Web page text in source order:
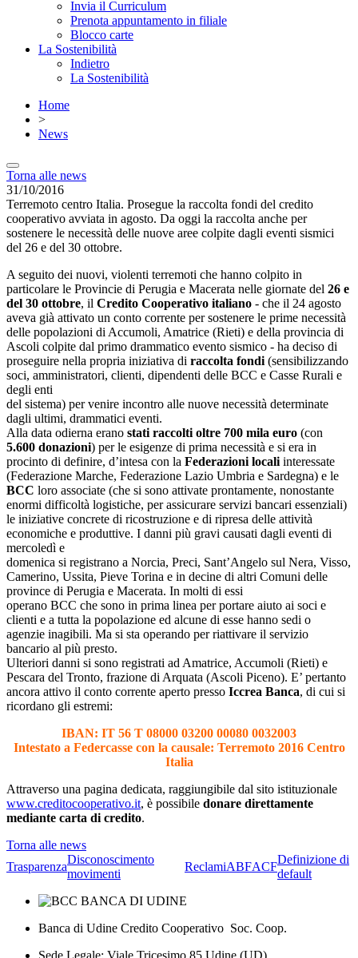
Invia il Curriculum
Prenota appuntamento in filiale
Blocco carte
La Sostenibilità
Indietro
La Sostenibilità
Home
>
News
Torna alle news
31/10/2016
Terremoto centro Italia. Prosegue la raccolta fondi del credito
cooperativo avviata in agosto. Da oggi la raccolta anche per
sostenere le necessità delle nuove aree colpite dagli eventi sismici
del 26 e del 30 ottobre.
A seguito dei nuovi, violenti terremoti che hanno colpito in
particolare le Provincie di Perugia e Macerata nelle giornate del 26 e
del 30 ottobre, il Credito Cooperativo italiano - che il 24 agosto
aveva già attivato un conto corrente per sostenere le prime necessità
delle popolazioni di Accumoli, Amatrice (Rieti) e della provincia di
Ascoli colpite dal primo drammatico evento sismico - ha deciso di
proseguire nella propria iniziativa di raccolta fondi (sensibilizzando
soci, amministratori, clienti, dipendenti delle BCC e Casse Rurali e
degli enti
del sistema) per venire incontro alle nuove necessità determinate
dagli ultimi, drammatici eventi.
Alla data odierna erano stati raccolti oltre 700 mila euro (con
5.600 donazioni) per le esigenze di prima necessità e si era in
procinto di definire, d’intesa con la Federazioni locali interessate
(Federazione Marche, Federazione Lazio Umbria e Sardegna) e le
BCC loro associate (che si sono attivate prontamente, nonostante
enormi difficoltà logistiche, per assicurare servizi bancari essenziali)
le iniziative concrete di ricostruzione e di ripresa delle attività
economiche e produttive. I danni più gravi causati dagli eventi di
mercoledì e
domenica si registrano a Norcia, Preci, Sant’Angelo sul Nera, Visso,
Camerino, Ussita, Pieve Torina e in decine di altri Comuni delle
province di Perugia e Macerata. In molti di essi
operano BCC che sono in prima linea per portare aiuto ai soci e
clienti e a tutta la popolazione ed alcune di esse hanno sedi o
agenzie inagibili. Ma si sta operando per riattivare il servizio
bancario al più presto.
Ulteriori danni si sono registrati ad Amatrice, Accumoli (Rieti) e
Pescara del Tronto, frazione di Arquata (Ascoli Piceno). E’ pertanto
ancora attivo il conto corrente aperto presso Iccrea Banca, di cui si
ricordano gli estremi:
IBAN: IT 56 T 08000 03200 00080 0032003
Intestato a Federcasse con la causale: Terremoto 2016 Centro
Italia
Attraverso una pagina dedicata, raggiungibile dal sito istituzionale
www.creditocooperativo.it, è possibile donare direttamente
mediante carta di credito.
Torna alle news
Trasparenza
Disconoscimento
movimenti
ReclamiABFACF
Definizione di
default
Banca di Udine Credito Cooperativo Soc. Coop.
Sede Legale: Viale Tricesimo 85 Udine (UD)